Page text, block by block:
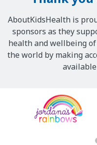
AboutKidsHealth is
sponsors as they
health and wellbeing
the world by making
Sponsors